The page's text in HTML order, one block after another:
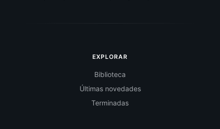
EXPLORAR
Biblioteca
Últimas novedades
Terminadas